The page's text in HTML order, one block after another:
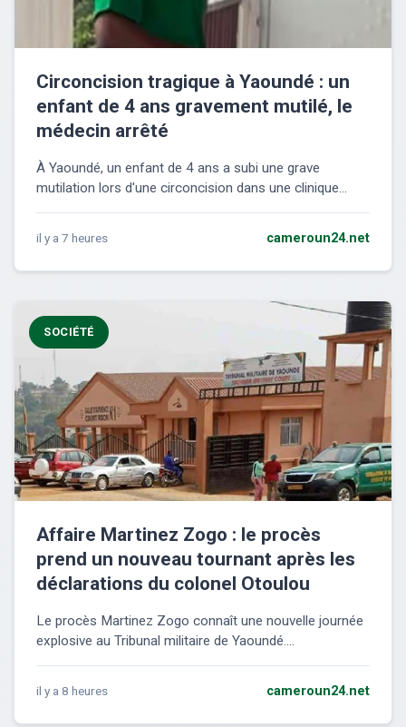
Circoncision tragique à Yaoundé : un
enfant de 4 ans gravement mutilé, le
médecin arrêté
À Yaoundé, un enfant de 4 ans a subi une grave
mutilation lors d'une circoncision dans une clinique...
il y a 7 heures cameroun24.net
SOCIÉTÉ
Affaire Martinez Zogo : le procès
prend un nouveau tournant après les
déclarations du colonel Otoulou
Le procès Martinez Zogo connaît une nouvelle journée
explosive au Tribunal militaire de Yaoundé....
il y a 8 heures cameroun24.net